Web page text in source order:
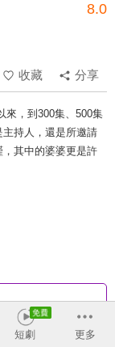
8.0
收藏
分享
來，到300集、500集
持人，還是所邀請
其中的婆婆更是許
短劇 更多